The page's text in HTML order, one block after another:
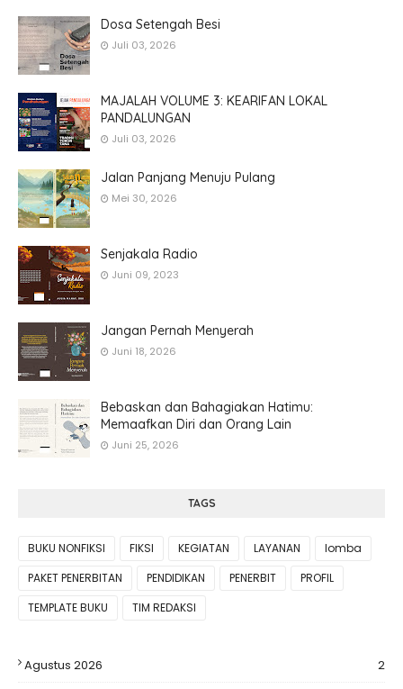
Dosa Setengah Besi
Juli 03, 2026
MAJALAH VOLUME 3: KEARIFAN LOKAL
PANDALUNGAN
Juli 03, 2026
Jalan Panjang Menuju Pulang
Mei 30, 2026
Senjakala Radio
Juni 09, 2023
Jangan Pernah Menyerah
Juni 18, 2026
Bebaskan dan Bahagiakan Hatimu:
Memaafkan Diri dan Orang Lain
Juni 25, 2026
TAGS
BUKU NONFIKSI FIKSI KEGIATAN LAYANAN
lomba
PAKET PENERBITAN
PENDIDIKAN PENERBIT
PROFIL
TEMPLATE BUKU
TIM REDAKSI
Agustus 2026
2